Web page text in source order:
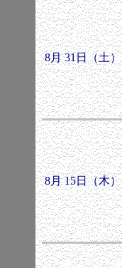
8月 31日（土）
8月 15日（木）